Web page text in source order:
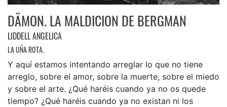
DÄMON. LA MALDICION DE BERGMAN
LIDDELL ANGELICA
LA UÑA ROTA.
Y aquí estamos intentando arreglar lo que no tiene
arreglo, sobre el amor, sobre la muerte, sobre el miedo
y sobre el arte. ¿Qué haréis cuando ya no os quede
tiempo? ¿Qué haréis cuando ya no existan ni los